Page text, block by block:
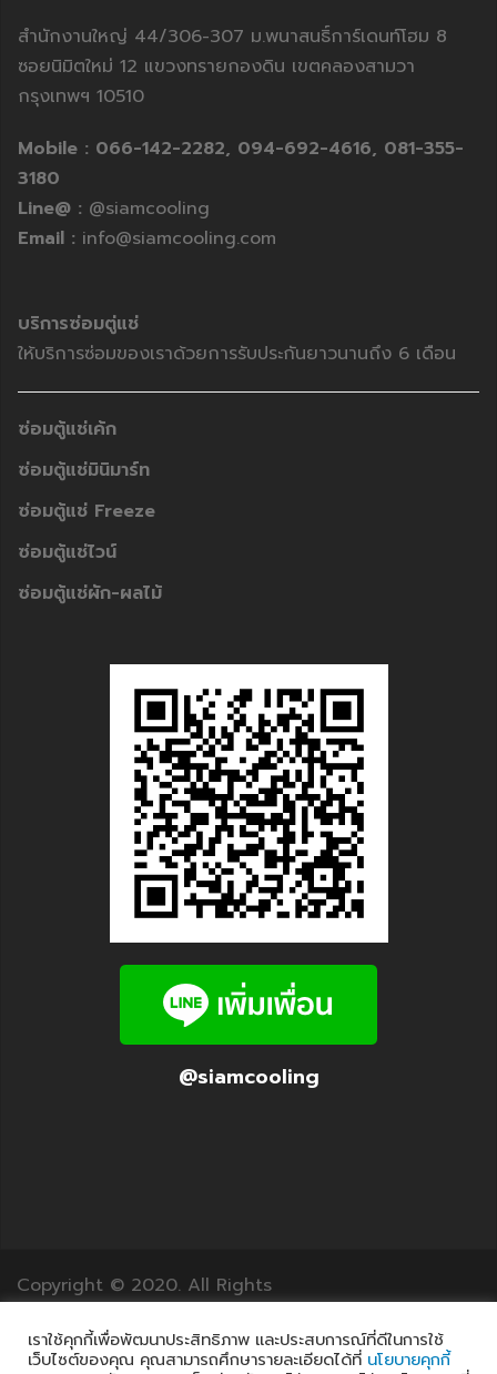
สำนักงานใหญ่ 44/306-307 ม.พนาสนธิ์การ์เดนท์โฮม 8
ซอยนิมิตใหม่ 12 แขวงทรายกองดิน เขตคลองสามวา
กรุงเทพฯ 10510
Mobile : 066-142-2282, 094-692-4616, 081-355-
3180
Line@ : @siamcooling
Email : info@siamcooling.com
บริการซ่อมตู่แช่
ให้บริการซ่อมของเราด้วยการรับประกันยาวนานถึง 6 เดือน
ซ่อมตู้แช่เค้ก
ซ่อมตู้แช่มินิมาร์ท
ซ่อมตู้แช่ Freeze
ซ่อมตู้แช่ไวน์
ซ่อมตู้แช่ผัก-ผลไม้
@siamcooling
Copyright © 2020. All Rights
Reserved.12Translation.com
เราใช้คุกกี้เพื่อพัฒนาประสิทธิภาพ และประสบการณ์ที่ดีในการใช้
เว็บไซต์ของคุณ คุณสามารถศึกษารายละเอียดได้ที่ นโยบายคุกกี้